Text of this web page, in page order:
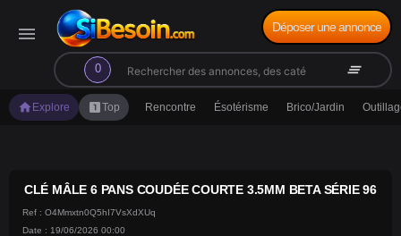
menu
0
search clear_all
Déposer une annonce
home Explore looks_oneTop Rencontre Ésotérisme Brico/Jardin
CLÉ MÂLE 6 PANS COUDÉE COURTE 3.5MM BETA SÉRIE 96
Ref : O4Mmxtn0Q5hI7VsXdXUq
Date : 19/06/2026 00:00